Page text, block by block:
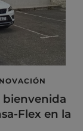
bienvenida
Flex en la